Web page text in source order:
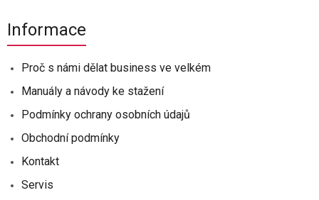
Informace
Proč s námi dělat business ve velkém
Manuály a návody ke stažení
Podmínky ochrany osobních údajů
Obchodní podmínky
Kontakt
Servis